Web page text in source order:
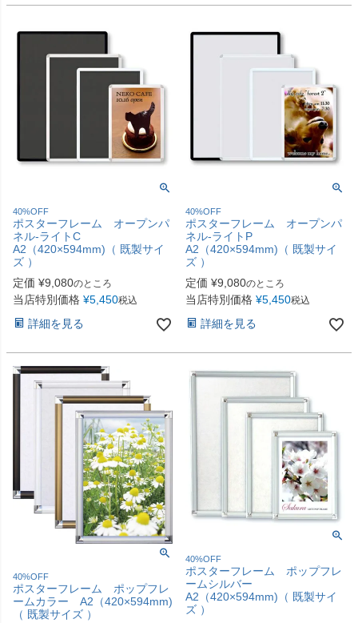
40%OFF
ポスターフレーム オープンパ
ネル-ライトC
A2（420×594mm)（ 既製サイ
ズ ）
定価 ¥9,080のところ
当店特別価格 ¥5,450税込
詳細を見る
40%OFF
ポスターフレーム オープンパ
ネル-ライトP
A2（420×594mm)（ 既製サイ
ズ ）
定価 ¥9,080のところ
当店特別価格 ¥5,450税込
詳細を見る
40%OFF
ポスターフレーム ポップフレ
ームカラー A2（420×594mm)
（ 既製サイズ ）
40%OFF
ポスターフレーム ポップフレ
ームシルバー
A2（420×594mm)（ 既製サイ
ズ ）